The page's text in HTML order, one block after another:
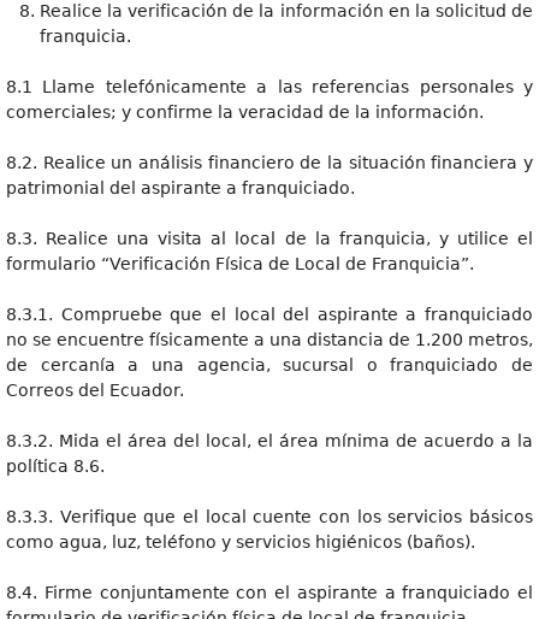
Realice la verificación de la información en la solicitud de
franquicia.
8.1 Llame telefónicamente a las referencias personales y
comerciales; y confirme la veracidad de la información.
8.2. Realice un análisis financiero de la situación financiera y
patrimonial del aspirante a franquiciado.
8.3. Realice una visita al local de la franquicia, y utilice el
formulario “Verificación Física de Local de Franquicia”.
8.3.1. Compruebe que el local del aspirante a franquiciado
no se encuentre físicamente a una distancia de 1.200 metros,
de cercanía a una agencia, sucursal o franquiciado de
Correos del Ecuador.
8.3.2. Mida el área del local, el área mínima de acuerdo a la
política 8.6.
8.3.3. Verifique que el local cuente con los servicios básicos
como agua, luz, teléfono y servicios higiénicos (baños).
8.4. Firme conjuntamente con el aspirante a franquiciado el